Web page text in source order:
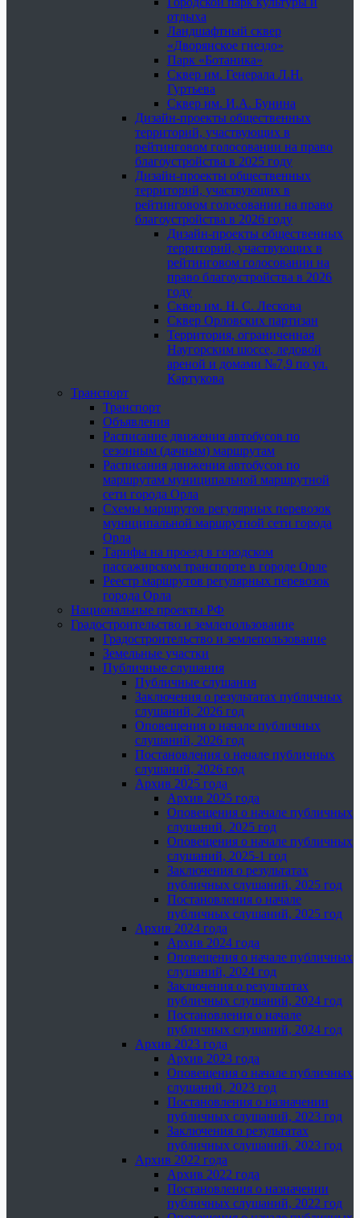
отдыха
Ландшафтный сквер
«Дворянское гнездо»
Парк «Ботаника»
Сквер им. Генерала Л.Н.
Гуртьева
Сквер им. И.А. Бунина
Дизайн-проекты общественных
территорий, участвующих в
рейтинговом голосовании на право
благоустройства в 2025 году
Дизайн-проекты общественных
территорий, участвующих в
рейтинговом голосовании на право
благоустройства в 2026 году
Дизайн-проекты общественных
территорий, участвующих в
рейтинговом голосовании на
право благоустройства в 2026
году
Сквер им. Н. С. Лескова
Сквер Орловских партизан
Территория, ограниченная
Наугорским шоссе, ледовой
ареной и домами №7,9 по ул.
Картукова
Транспорт
Транспорт
Объявления
Расписание движения автобусов по
сезонным (дачным) маршрутам
Расписания движения автобусов по
маршрутам муниципальной маршрутной
сети города Орла
Схемы маршрутов регулярных перевозок
муниципальной маршрутной сети города
Орла
Тарифы на проезд в городском
пассажирском транспорте в городе Орле
Реестр маршрутов регулярных перевозок
города Орла
Национальные проекты РФ
Градостроительство и землепользование
Градостроительство и землепользование
Земельные участки
Публичные слушания
Публичные слушания
Заключения о результатах публичных
слушаний, 2026 год
Оповещения о начале публичных
слушаний, 2026 год
Постановления о начале публичных
слушаний, 2026 год
Архив 2025 года
Архив 2025 года
Оповещения о начале публичных
слушаний, 2025 год
Оповещения о начале публичных
слушаний, 2025-1 год
Заключения о результатах
публичных слушаний, 2025 год
Постановления о начале
публичных слушаний, 2025 год
Архив 2024 года
Архив 2024 года
Оповещения о начале публичных
слушаний, 2024 год
Заключения о результатах
публичных слушаний, 2024 год
Постановления о начале
публичных слушаний, 2024 год
Архив 2023 года
Архив 2023 года
Оповещения о начале публичных
слушаний, 2023 год
Постановления о назначении
публичных слушаний, 2023 год
Заключения о результатах
публичных слушаний, 2023 год
Архив 2022 года
Архив 2022 года
Постановления о назначении
публичных слушаний, 2022 год